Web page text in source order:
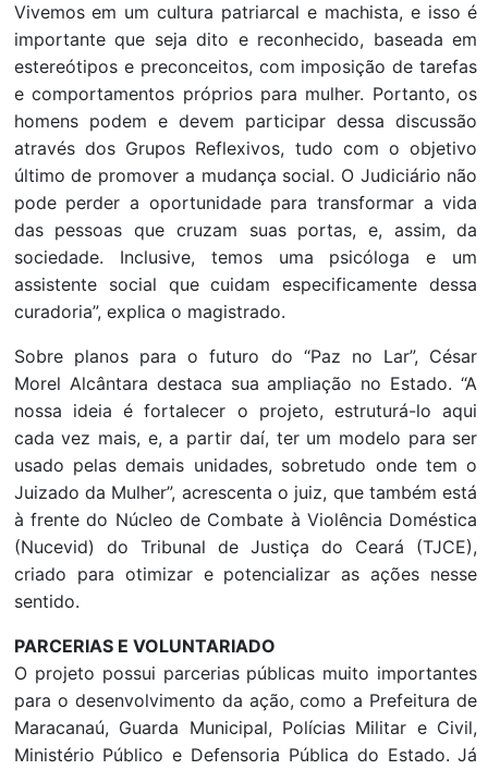
Vivemos em um cultura patriarcal e machista, e isso é
importante que seja dito e reconhecido, baseada em
estereótipos e preconceitos, com imposição de tarefas
e comportamentos próprios para mulher. Portanto, os
homens podem e devem participar dessa discussão
através dos Grupos Reflexivos, tudo com o objetivo
último de promover a mudança social. O Judiciário não
pode perder a oportunidade para transformar a vida
das pessoas que cruzam suas portas, e, assim, da
sociedade. Inclusive, temos uma psicóloga e um
assistente social que cuidam especificamente dessa
curadoria”, explica o magistrado.
Sobre planos para o futuro do “Paz no Lar”, César
Morel Alcântara destaca sua ampliação no Estado. “A
nossa ideia é fortalecer o projeto, estruturá-lo aqui
cada vez mais, e, a partir daí, ter um modelo para ser
usado pelas demais unidades, sobretudo onde tem o
Juizado da Mulher”, acrescenta o juiz, que também está
à frente do Núcleo de Combate à Violência Doméstica
(Nucevid) do Tribunal de Justiça do Ceará (TJCE),
criado para otimizar e potencializar as ações nesse
sentido.
PARCERIAS E VOLUNTARIADO
O projeto possui parcerias públicas muito importantes
para o desenvolvimento da ação, como a Prefeitura de
Maracanaú, Guarda Municipal, Polícias Militar e Civil,
Ministério Público e Defensoria Pública do Estado. Já